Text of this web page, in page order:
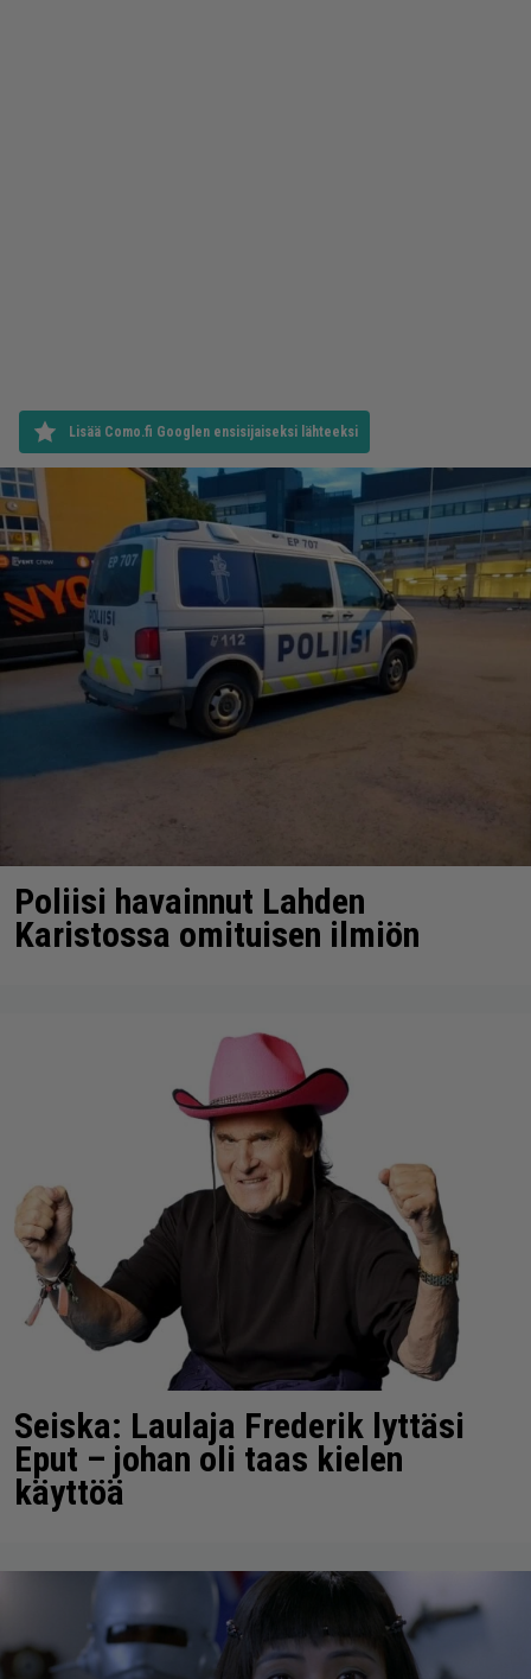
Lisää Como.fi Googlen ensisijaiseksi lähteeksi
Poliisi havainnut Lahden
Karistossa omituisen ilmiön
Seiska: Laulaja Frederik lyttäsi
Eput – johan oli taas kielen
käyttöä